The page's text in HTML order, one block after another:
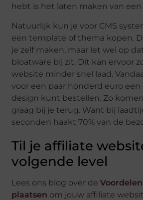
hebt is het laten maken van een
Natuurlijk kun je voor CMS
een template of thema kopen.
je zelf maken, maar let wel op
bloatware bij zit. Dit kan ervoor
website minder snel laad.
voor een paar honderd euro
design kunt bestellen. Zo
graag bij je terug. Want bij
seconden haakt 70% van de
Til je affiliate
volgende level
Lees ons blog over de
plaatsen om jouw affiliate